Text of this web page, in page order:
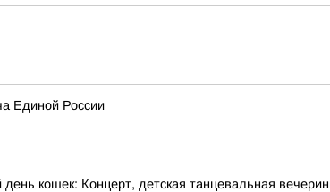
Единой России
кошек: Концерт, детская танцевальная